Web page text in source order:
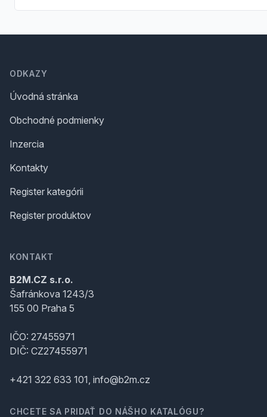
ODKAZY
Úvodná stránka
Obchodné podmienky
Inzercia
Kontakty
Register kategórii
Register produktov
KONTAKT
B2M.CZ s.r.o.
Šafránkova 1243/3
155 00 Praha 5
IČO: 27455971
DIČ: CZ27455971
+421 322 633 101, info@b2m.cz
CHCETE SA PRIDAŤ DO NÁŠHO KATALÓGU?